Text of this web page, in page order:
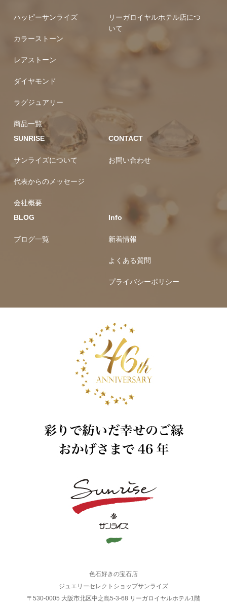
ハッピーサンライズ
カラーストーン
レアストーン
ダイヤモンド
ラグジュアリー
商品一覧
リーガロイヤルホテル店につ
いて
SUNRISE
サンライズについて
代表からのメッセージ
会社概要
CONTACT
お問い合わせ
BLOG
ブログ一覧
Info
新着情報
よくある質問
プライバシーポリシー
色石好きの宝石店
ジュエリーセレクトショップサンライズ
〒530-0005 大阪市北区中之島5-3-68 リーガロイヤルホテル1階